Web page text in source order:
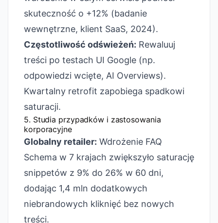
skuteczność o +12% (badanie
wewnętrzne, klient SaaS, 2024).
Częstotliwość odświeżeń: Rewaluuj
treści po testach UI Google (np.
odpowiedzi wcięte, AI Overviews).
Kwartalny retrofit zapobiega spadkowi
saturacji.
5. Studia przypadków i zastosowania
korporacyjne
Globalny retailer: Wdrożenie FAQ
Schema w 7 krajach zwiększyło saturację
snippetów z 9% do 26% w 60 dni,
dodając 1,4 mln dodatkowych
niebrandowych kliknięć bez nowych
treści.